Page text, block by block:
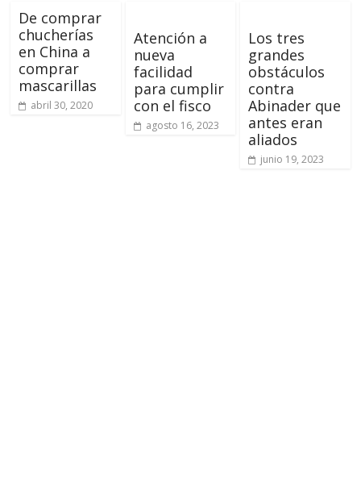
De comprar
chucherías
en China a
comprar
mascarillas
abril 30, 2020
Atención a
nueva
facilidad
para cumplir
con el fisco
agosto 16, 2023
Los tres
grandes
obstáculos
contra
Abinader que
antes eran
aliados
junio 19, 2023